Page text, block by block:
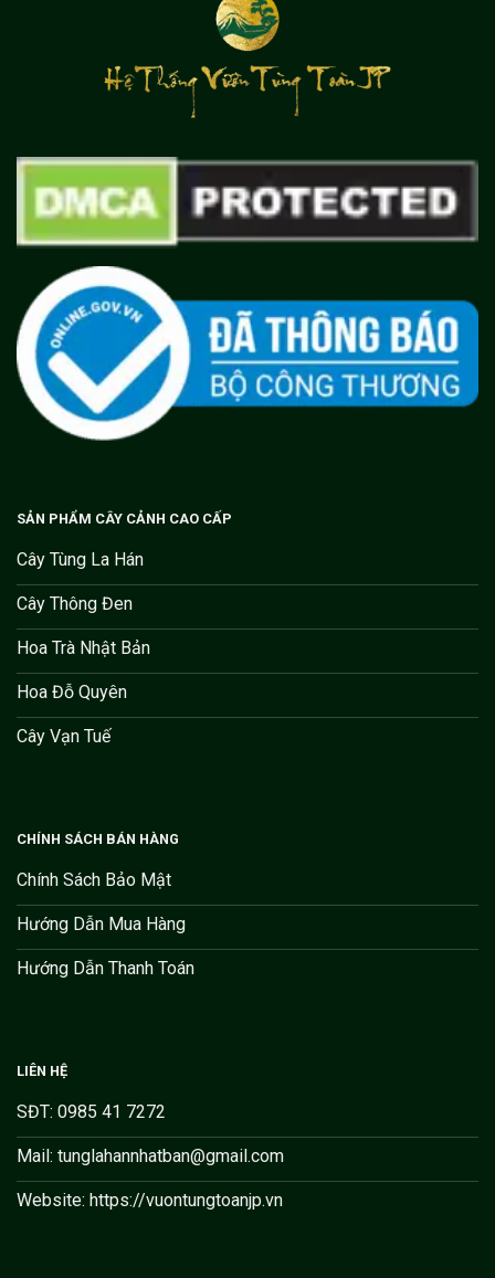
SẢN PHẨM CÂY CẢNH CAO CẤP
Cây Tùng La Hán
Cây Thông Đen
Hoa Trà Nhật Bản
Hoa Đỗ Quyên
Cây Vạn Tuế
CHÍNH SÁCH BÁN HÀNG
Chính Sách Bảo Mật
Hướng Dẫn Mua Hàng
Hướng Dẫn Thanh Toán
LIÊN HỆ
SĐT: 0985 41 7272
Mail: tunglahannhatban@gmail.com
Website: https://vuontungtoanjp.vn